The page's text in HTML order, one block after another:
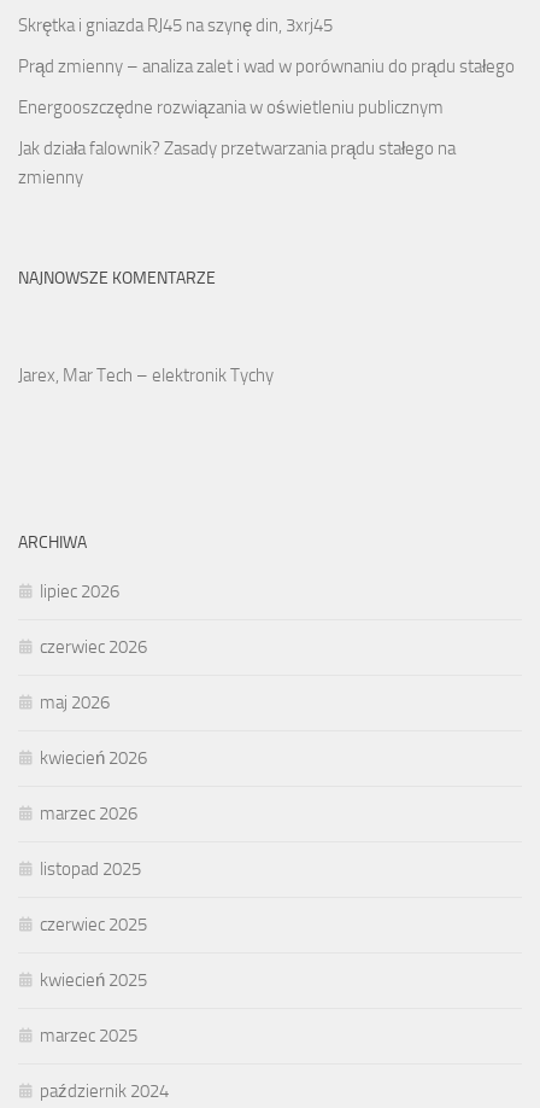
Skrętka i gniazda RJ45 na szynę din, 3xrj45
Prąd zmienny – analiza zalet i wad w porównaniu do prądu stałego
Energooszczędne rozwiązania w oświetleniu publicznym
Jak działa falownik? Zasady przetwarzania prądu stałego na
zmienny
NAJNOWSZE KOMENTARZE
Jarex, Mar Tech – elektronik Tychy
ARCHIWA
lipiec 2026
czerwiec 2026
maj 2026
kwiecień 2026
marzec 2026
listopad 2025
czerwiec 2025
kwiecień 2025
marzec 2025
październik 2024